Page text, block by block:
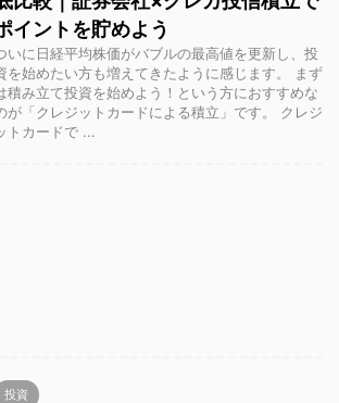
イントを貯めよう
いに日経平均株価がバブルの最高値を更新し、投
を始めたい方も増えてきたように感じます。 まず
積み立て投資を始めよう！という方におすすめな
が「クレジットカードによる積立」です。 クレジ
トカードで ...
投資